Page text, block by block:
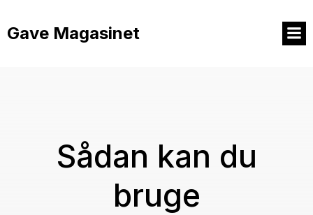
indhold
Gave Magasinet
Sådan kan du
bruge